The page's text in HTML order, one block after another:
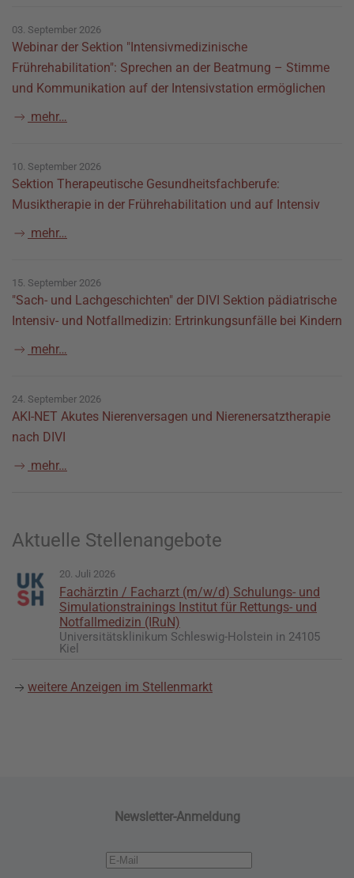
03. September 2026
Webinar der Sektion "Intensivmedizinische
Frührehabilitation": Sprechen an der Beatmung – Stimme
und Kommunikation auf der Intensivstation ermöglichen
mehr…
10. September 2026
Sektion Therapeutische Gesundheitsfachberufe:
Musiktherapie in der Frührehabilitation und auf Intensiv
mehr…
15. September 2026
"Sach- und Lachgeschichten" der DIVI Sektion pädiatrische
Intensiv- und Notfallmedizin: Ertrinkungsunfälle bei Kindern
mehr…
24. September 2026
AKI-NET Akutes Nierenversagen und Nierenersatztherapie
nach DIVI
mehr…
Aktuelle Stellenangebote
20. Juli 2026
Fachärztin / Facharzt (m/w/d) Schulungs- und
Simulationstrainings Institut für Rettungs- und
Notfallmedizin (IRuN)
Universitätsklinikum Schleswig-Holstein in 24105
Kiel
weitere Anzeigen im Stellenmarkt
Newsletter-Anmeldung